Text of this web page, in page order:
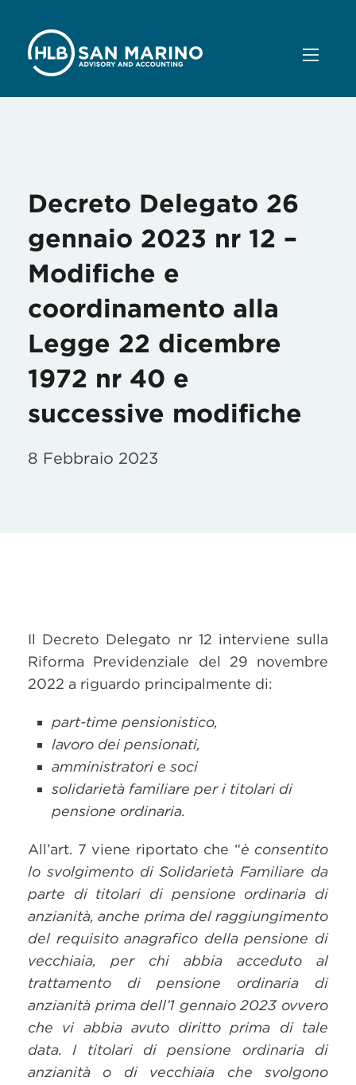
Decreto Delegato 26
gennaio 2023 nr 12 –
Modifiche e
coordinamento alla
Legge 22 dicembre
1972 nr 40 e
successive modifiche
8 Febbraio 2023
Il Decreto Delegato nr 12 interviene sulla
Riforma Previdenziale del 29 novembre
2022 a riguardo principalmente di:
part-time pensionistico,
lavoro dei pensionati,
amministratori e soci
solidarietà familiare per i titolari di
pensione ordinaria.
All’art. 7 viene riportato che “è consentito
lo svolgimento di Solidarietà Familiare da
parte di titolari di pensione ordinaria di
anzianità, anche prima del raggiungimento
del requisito anagrafico della pensione di
vecchiaia, per chi abbia acceduto al
trattamento di pensione ordinaria di
anzianità prima dell’1 gennaio 2023 ovvero
che vi abbia avuto diritto prima di tale
data. I titolari di pensione ordinaria di
anzianità o di vecchiaia che svolgono